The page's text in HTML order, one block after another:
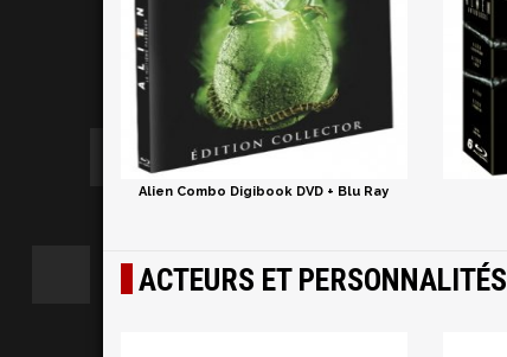
Alien Combo Digibook DVD + Blu Ray
ACTEURS ET PERSONNALITÉS